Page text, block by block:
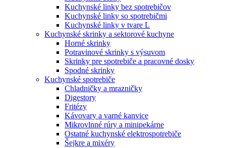
Kuchynské linky bez spotrebičov
Kuchynské linky so spotrebičmi
Kuchynské linky v tvare L
Kuchynské skrinky a sektorové kuchyne
Horné skrinky
Potravinové skrinky s výsuvom
Skrinky pre spotrebiče a pracovné dosky
Spodné skrinky
Kuchynské spotrebiče
Chladničky a mrazničky
Digestory
Fritézy
Kávovary a varné kanvice
Mikrovlnné rúry a minipekárne
Ostatné kuchynské elektrospotrebiče
Šejkre a mixéry